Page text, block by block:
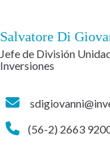
Salvatore Di
Jefe de División
Inversiones
(56-2) 2663